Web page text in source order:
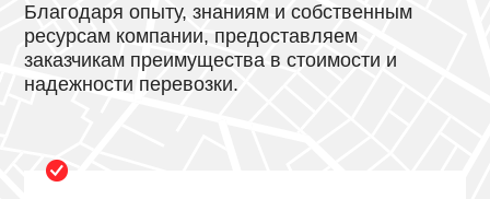
Благодаря опыту, знаниям и собственным
ресурсам компании, предоставляем
заказчикам преимущества в стоимости и
надежности перевозки.